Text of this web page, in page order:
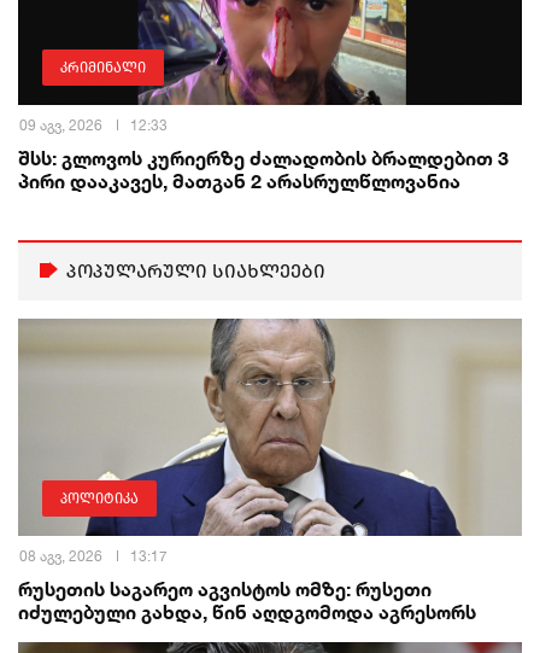
კრიმინალი
09 აგვ, 2026 12:33
შსს: გლოვოს კურიერზე ძალადობის ბრალდებით 3
პირი დააკავეს, მათგან 2 არასრულწლოვანია
პოპულარული სიახლეები
პოლიტიკა
08 აგვ, 2026 13:17
რუსეთის საგარეო აგვისტოს ომზე: რუსეთი
იძულებული გახდა, წინ აღდგომოდა აგრესორს